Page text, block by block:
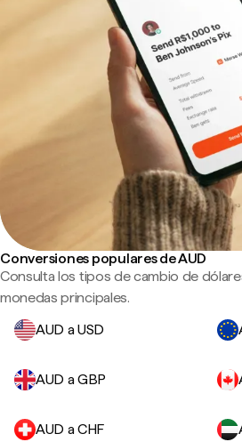
Conversiones populares de AUD
Consulta los tipos de cambio de
monedas principales.
AUD a USD
AUD a GBP
AUD a CHF